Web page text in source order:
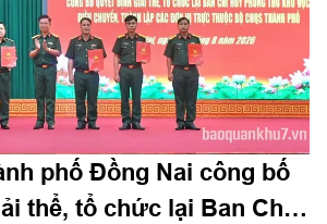
phố Đồng Nai công bố
thể, tổ chức lại Ban Chỉ